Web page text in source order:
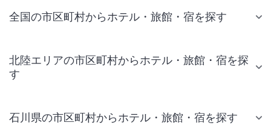
全国の市区町村からホテル・旅館・宿を探す
北陸エリアの市区町村からホテル・旅館・宿を探
す
石川県の市区町村からホテル・旅館・宿を探す